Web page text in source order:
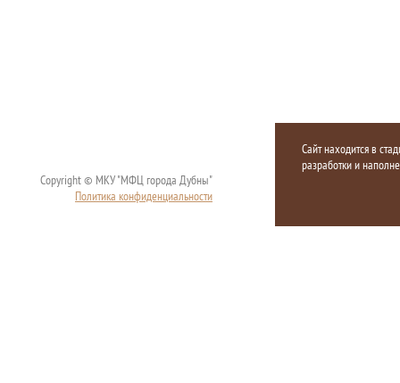
Copyright © МКУ "МФЦ города Дубны"
Политика конфиденциальности
Сайт находится в
разработки и